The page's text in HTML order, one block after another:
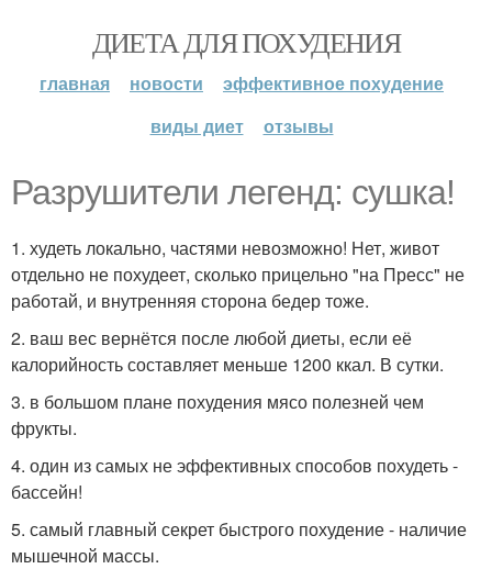
ДИЕТА ДЛЯ ПОХУДЕНИЯ
главная новости
эффективное похудение
виды диет
отзывы
Разрушители легенд: сушка!
1. худеть локально, частями невозможно! Нет, живот
отдельно не похудеет, сколько прицельно "на Пресс" не
работай, и внутренняя сторона бедер тоже.
2. ваш вес вернётся после любой диеты, если её
калорийность составляет меньше 1200 ккал. В сутки.
3. в большом плане похудения мясо полезней чем
фрукты.
4. один из самых не эффективных способов похудеть -
бассейн!
5. самый главный секрет быстрого похудение - наличие
мышечной массы.